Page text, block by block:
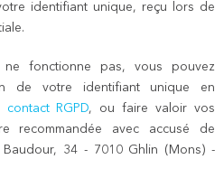
identifiant unique, reçu lors de
ne fonctionne pas, vous pouvez
de votre identifiant unique en
RGPD, ou faire valoir vos
recommandée avec accusé de
34 - 7010 Ghlin (Mons) -